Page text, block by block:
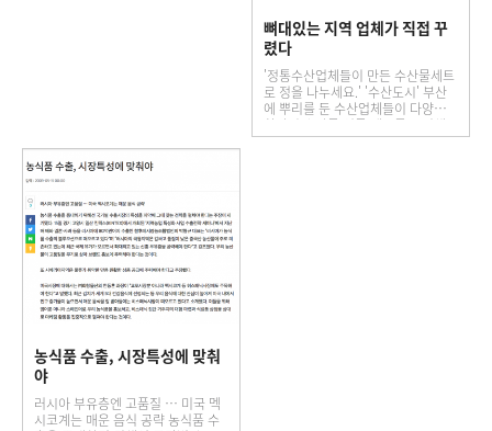
뼈대있는 지역 업체가 직접 꾸
렸다
'정통수산업체들이 만든 수산물세트
로 정을 나누세요.' '수산도시' 부산
에 뿌리를 둔 수산업체들이 다양한
한가위 수산물 선물 세트를 준비해
고객들에게 다가가고 있다.제수용 선
농식품 수출, 시장특성에 맞춰
야
러시아 부유층엔 고품질 … 미국 멕
시코계는 매운 음식 공략 농식품 수